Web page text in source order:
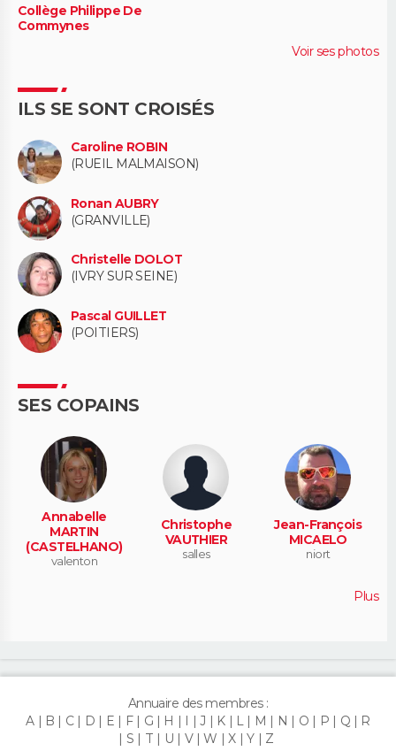
Collège Philippe De
Commynes
Voir ses photos
ILS SE SONT CROISÉS
Caroline ROBIN
(RUEIL MALMAISON)
Ronan AUBRY
(GRANVILLE)
Christelle DOLOT
(IVRY SUR SEINE)
Pascal GUILLET
(POITIERS)
SES COPAINS
Annabelle
MARTIN
(CASTELHANO)
valenton
Christophe
VAUTHIER
salles
Jean-François
MICAELO
niort
Plus
Annuaire des membres :
A
B C D E F G H J K L M N O P Q
R
S
T U V W X Y Z